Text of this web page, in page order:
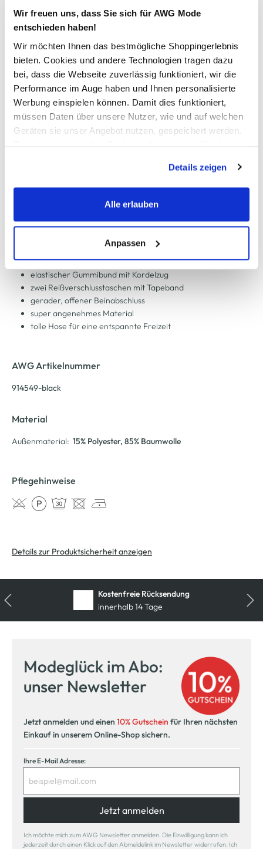
Wir freuen uns, dass Sie sich für AWG Mode
entschieden haben!
Wir möchten Ihnen das bestmögliche Shoppingerlebnis
bieten. Cookies und andere Technologien tragen dazu
bei, dass die Webseite zuverlässig funktioniert, wir die
Performance im Auge haben und Ihnen personalisierte
Werbung einspielen können. Damit dies funktioniert,
müssen Daten über unsere Nutzer, wie und auf welchen
Geräten sie unser Angebot nutzen, gespeichert werden.
werden, werden bei der Nutzung der Webseite auf jeden
Fall gesetzt. Cookies von Drittanbietern für Analyse- oder
Trackingzwecke werden nur dann aktiviert, wenn Sie das
erlauben" bzw. "Alle erlauben" klicken. Mehr dazu
(einschließlich der Möglichkeit, die Einwilligungserklärung
zu ändern oder zu widerrufen) erfahren Sie in unserem
Cookie-Hinweisbzw. derDatenschutzerklärung.
Details zeigen
Alle erlauben
Anpassen
In den Warenkorb
Schneller DHL Versand: in 1–3 Werktagen
Kostenfreie Rücksendung innerhalb 14 Tage
Kostenlose Filiallieferung in Ihre Wunschfiliale
Zur Wunschliste hinzufügen
Herren Jogginghose mit schmalem Bein und
Reißverschluss-Taschen
coole Jogginghose von Grinario Sports
elastischer Gummibund mit Kordelzug
zwei Reißverschlusstaschen mit Tapeband
gerader, offener Beinabschluss
super angenehmes Material
tolle Hose für eine entspannte Freizeit
AWG Artikelnummer
914549-black
Material
Außenmaterial: 15% Polyester, 85% Baumwolle
Pflegehinweise
Details zur Produktsicherheit anzeigen
Kostenfreie Rücksendung
innerhalb 14 Tage
Modeglück im Abo:
unser Newsletter
Jetzt anmelden und einen 10% Gutschein für Ihren nächsten
Einkauf in unserem Online-Shop sichern.
Ihre E-Mail Adresse:
Jetzt anmelden
Ich möchte mich zum AWG Newsletter anmelden. Die Einwilligung kann ich
jederzeit durch einen Klick auf den Abmeldelink im Newsletter widerrufen. Ich